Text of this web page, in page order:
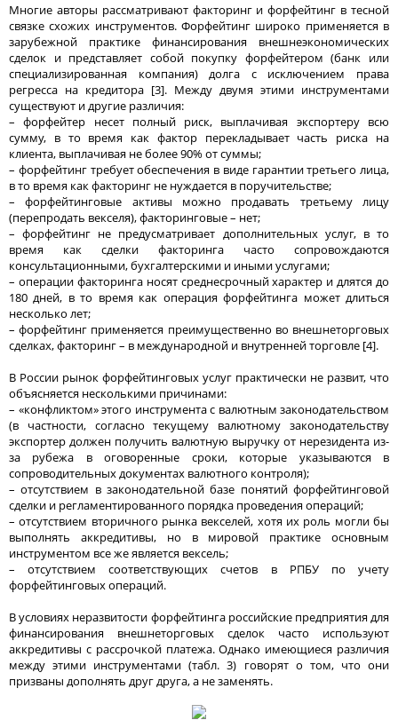
Многие авторы рассматривают факторинг и форфейтинг в тесной
связке схожих инструментов. Форфейтинг широко применяется в
зарубежной практике финансирования внешнеэкономических
сделок и представляет собой покупку форфейтером (банк или
специализированная компания) долга с исключением права
регресса на кредитора [3]. Между двумя этими инструментами
существуют и другие различия:
– форфейтер несет полный риск, выплачивая экспортеру всю
сумму, в то время как фактор перекладывает часть риска на
клиента, выплачивая не более 90% от суммы;
– форфейтинг требует обеспечения в виде гарантии третьего лица,
в то время как факторинг не нуждается в поручительстве;
– форфейтинговые активы можно продавать третьему лицу
(перепродать векселя), факторинговые – нет;
– форфейтинг не предусматривает дополнительных услуг, в то
время как сделки факторинга часто сопровождаются
консультационными, бухгалтерскими и иными услугами;
– операции факторинга носят среднесрочный характер и длятся до
180 дней, в то время как операция форфейтинга может длиться
несколько лет;
– форфейтинг применяется преимущественно во внешнеторговых
сделках, факторинг – в международной и внутренней торговле [4].
В России рынок форфейтинговых услуг практически не развит, что
объясняется несколькими причинами:
– «конфликтом» этого инструмента с валютным законодательством
(в частности, согласно текущему валютному законодательству
экспортер должен получить валютную выручку от нерезидента из-
за рубежа в оговоренные сроки, которые указываются в
сопроводительных документах валютного контроля);
– отсутствием в законодательной базе понятий форфейтинговой
сделки и регламентированного порядка проведения операций;
– отсутствием вторичного рынка векселей, хотя их роль могли бы
выполнять аккредитивы, но в мировой практике основным
инструментом все же является вексель;
– отсутствием соответствующих счетов в РПБУ по учету
форфейтинговых операций.
В условиях неразвитости форфейтинга российские предприятия для
финансирования внешнеторговых сделок часто используют
аккредитивы с рассрочкой платежа. Однако имеющиеся различия
между этими инструментами (табл. 3) говорят о том, что они
призваны дополнять друг друга, а не заменять.